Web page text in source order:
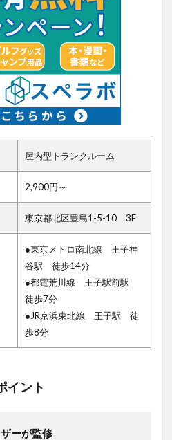
屋内型トランクルーム
2,900円～
東京都北区豊島1-5-10 3F
●東京メトロ南北線 王子神
谷駅 徒歩14分
●都電荒川線 王子駅前駅
徒歩7分
●JR京浜東北線 王子駅 徒
歩8分
イント
ーが監修